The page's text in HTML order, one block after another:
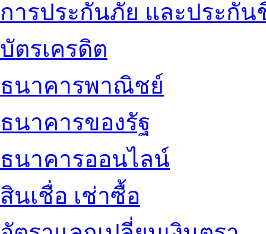
การประกันภัย และประกัน
บัตรเครดิต
ธนาคารพาณิชย์
ธนาคารของรัฐ
ธนาคารออนไลน์
สินเชื่อ เช่าซื้อ